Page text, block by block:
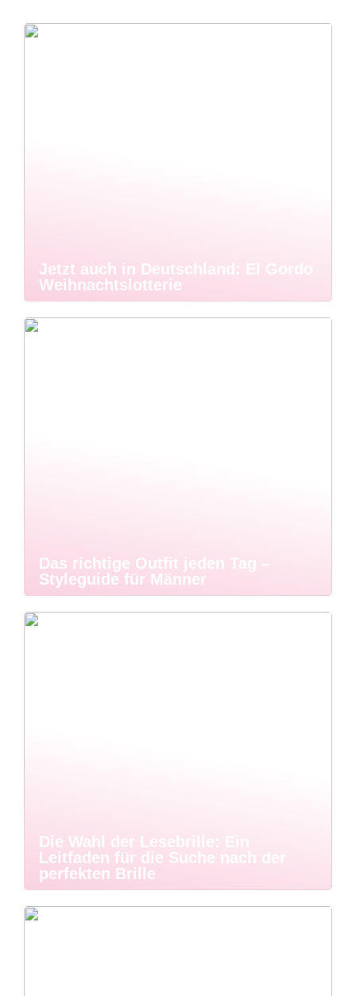
Jetzt auch in Deutschland: El Gordo
Weihnachtslotterie
Das richtige Outfit jeden Tag –
Styleguide für Männer
Die Wahl der Lesebrille: Ein
Leitfaden für die Suche nach der
perfekten Brille